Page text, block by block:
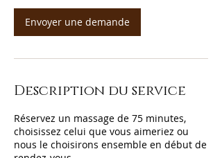
Envoyer une demande
Description du service
Réservez un massage de 75 minutes,
choisissez celui que vous aimeriez ou
nous le choisirons ensemble en début de